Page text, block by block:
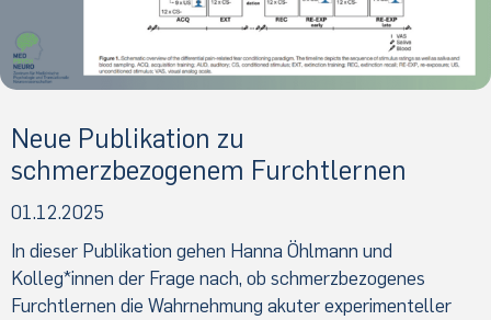
Neue Publikation zu
schmerzbezogenem Furchtlernen
01.12.2025
In dieser Publikation gehen Hanna Öhlmann und
Kolleg*innen der Frage nach, ob schmerzbezogenes
Furchtlernen die Wahrnehmung akuter experimenteller